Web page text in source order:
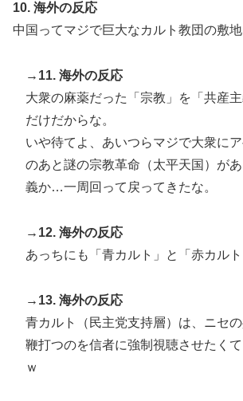
10. 海外の反応
中国ってマジで巨大なカルト教団の敷地
→11. 海外の反応
大衆の麻薬だった「宗教」を「共産
だけだからな。
いや待てよ、あいつらマジで大衆に
のあと謎の宗教革命（太平天国）が
義か…一周回って戻ってきたな。
→12. 海外の反応
あっちにも「青カルト」と「赤カル
→13. 海外の反応
青カルト（民主党支持層）は、ニセ
鞭打つのを信者に強制視聴させたく
ｗ